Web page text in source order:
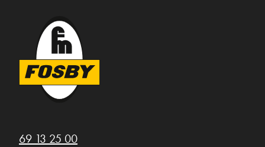
69 13 25 00